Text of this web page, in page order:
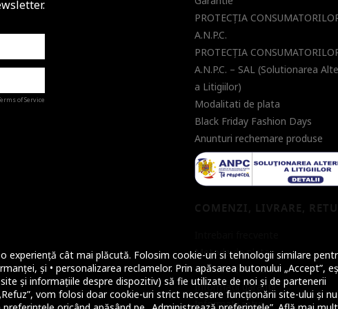
experiență cât mai plăcută. Folosim cookie-uri si tehnologii similare
și • personalizarea reclamelor. Prin apăsarea butonului „Accept”,
și informațiile despre dispozitiv) să fie utilizate de noi și de partenerii
vom folosi doar cookie-uri strict necesare funcționării site-ului și nu
of Service
PROTECŢIA
A.N.P.C.
PROTECŢIA
A.N.P.C. – SAL (Solutionarea
a Litigiilor)
Modalitati de plata
Black Friday Fashion Days
Anunturi rechemare produse
COMENZI, LIVRARE,
Metode de plata
Metode de livrare
Informatii garantii
Informatii retur